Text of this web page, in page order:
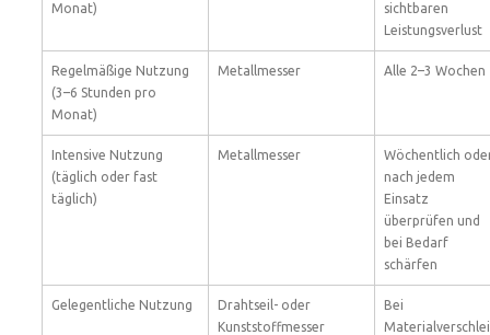
Monat)
sichtbaren
Leistungsverlust
Regelmäßige Nutzung
(3–6 Stunden pro
Monat)
Metallmesser Alle 2–3 Wochen
Intensive Nutzung
(täglich oder fast
täglich)
Metallmesser
Wöchentlich
nach jedem
Einsatz
überprüfen und
bei Bedarf
schärfen
Gelegentliche Nutzung
Drahtseil- oder
Kunststoffmesser
Bei